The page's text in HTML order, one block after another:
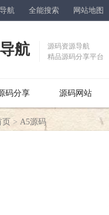
航 全能搜索 网站地图
航
源码资源导航
精品源码分享平台
码分享 源码网站
页 > A5源码